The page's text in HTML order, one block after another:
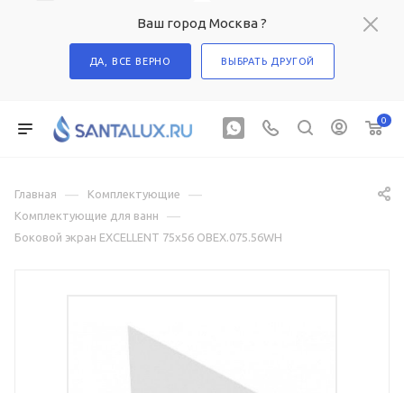
Ваш город Москва ?
ДА, ВСЕ ВЕРНО ВЫБРАТЬ ДРУГОЙ
0
Главная — Комплектующие —
Комплектующие для ванн —
Боковой экран EXCELLENT 75х56 OBEX.075.56WH